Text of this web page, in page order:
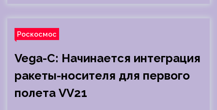
Роскосмос
Vega-C: Начинается интеграция
ракеты-носителя для первого
полета VV21